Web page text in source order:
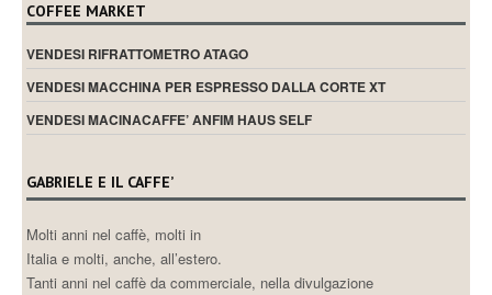
COFFEE MARKET
VENDESI RIFRATTOMETRO ATAGO
VENDESI MACCHINA PER ESPRESSO DALLA CORTE XT
VENDESI MACINACAFFE’ ANFIM HAUS SELF
GABRIELE E IL CAFFE’
Molti anni nel caffè, molti in
Italia e molti, anche, all’estero.
Tanti anni nel caffè da commerciale, nella divulgazione